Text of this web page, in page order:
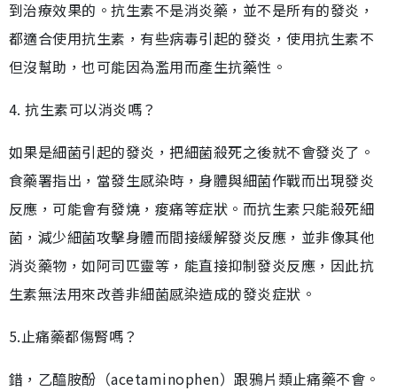
到治療效果的。抗生素不是消炎藥，並不是所有的發炎，
都適合使用抗生素，有些病毒引起的發炎，使用抗生素不
但沒幫助，也可能因為濫用而產生抗藥性。
4. 抗生素可以消炎嗎？
如果是細菌引起的發炎，把細菌殺死之後就不會發炎了。
食藥署指出，當發生感染時，身體與細菌作戰而出現發炎
反應，可能會有發燒，痠痛等症狀。而抗生素只能殺死細
菌，減少細菌攻擊身體而間接緩解發炎反應，並非像其他
消炎藥物，如阿司匹靈等，能直接抑制發炎反應，因此抗
生素無法用來改善非細菌感染造成的發炎症狀。
5.止痛藥都傷腎嗎？
錯，乙醯胺酚（acetaminophen）跟鴉片類止痛藥不會。